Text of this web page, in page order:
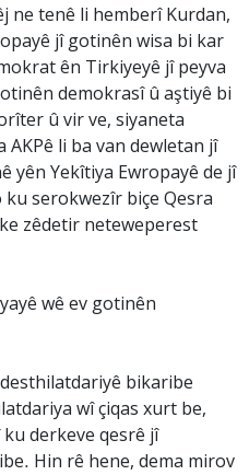
ne tenê li hemberî Kurdan,
jî gotinên wisa bi kar
ên Tirkiyeyê jî peyva
demokrasî û aştiyê bi
û vir ve, siyaneta
li ba van dewletan jî
yên Yekîtiya Ewropayê de jî
serokwezîr biçe Qesra
zêdetir neteweperest
wê ev gotinên
bikaribe
wî çiqas xurt be,
derkeve qesrê jî
Hin rê hene, dema mirov